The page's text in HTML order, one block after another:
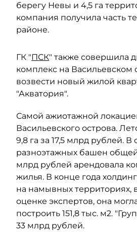
берегу Невы и 4,5 га
компания получила часть
районе.
ГК "ПСК" также совершила
комплекс на Васильевском
возвести новый жилой
"Акватория".
Самой ажиотажной
Васильевского острова.
9,8 га за 17,5 млрд рублей.
разноэтажных башен общей
млрд рублей арендовала
жилья. В конце года
на намывных территориях,
оценке экспертов, она
построить 151,8 тыс. м2.
33 млрд рублей.